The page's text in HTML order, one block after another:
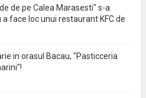
de pe Calea Marasesti" s-a
face loc unui restaurant KFC de
in orasul Bacau, "Pasticceria